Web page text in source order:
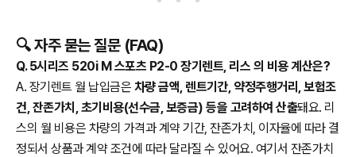
🔍 자주 묻는 질문 (FAQ)
Q. 5시리즈 520i M 스포츠 P2-0 장기렌트, 리스 의 비용 계산은?
A. 장기렌트 월 납입금은 차량 금액, 렌트기간, 약정주행거리, 보험조
건, 잔존가치, 초기비용(선수금, 보증금) 등을 고려하여 산출돼요. 리
스의 월 비용은 차량의 가격과 계약 기간, 잔존가치, 이자율에 따라 결
정되서 상품과 계약 조건에 따라 달라질 수 있어요. 여기서 잔존가치